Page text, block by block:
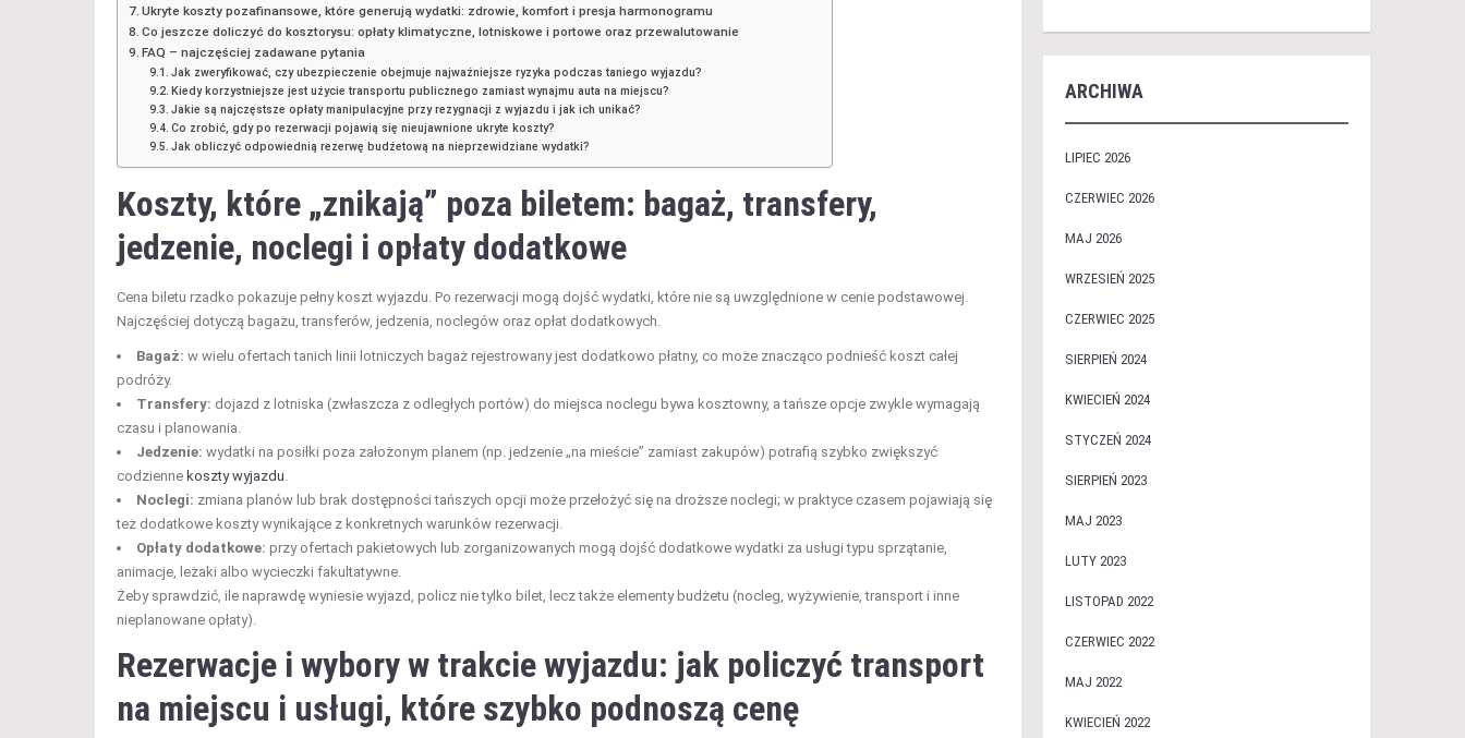
Ukryte koszty pozafinansowe, które generują wydatki: zdrowie, komfort i presja harmonogramu
Co jeszcze doliczyć do kosztorysu: opłaty klimatyczne, lotniskowe i portowe oraz przewalutowanie
FAQ – najczęściej zadawane pytania
Jak zweryfikować, czy ubezpieczenie obejmuje najważniejsze ryzyka podczas taniego wyjazdu?
Kiedy korzystniejsze jest użycie transportu publicznego zamiast wynajmu auta na miejscu?
Jakie są najczęstsze opłaty manipulacyjne przy rezygnacji z wyjazdu i jak ich unikać?
Co zrobić, gdy po rezerwacji pojawią się nieujawnione ukryte koszty?
Jak obliczyć odpowiednią rezerwę budżetową na nieprzewidziane wydatki?
Koszty, które „znikają” poza biletem: bagaż, transfery,
jedzenie, noclegi i opłaty dodatkowe
Cena biletu rzadko pokazuje pełny koszt wyjazdu. Po rezerwacji mogą dojść wydatki, które nie są uwzględnione w cenie podstawowej.
Najczęściej dotyczą bagażu, transferów, jedzenia, noclegów oraz opłat dodatkowych.
Bagaż: w wielu ofertach tanich linii lotniczych bagaż rejestrowany jest dodatkowo płatny, co może znacząco podnieść koszt całej
podróży.
Transfery: dojazd z lotniska (zwłaszcza z odległych portów) do miejsca noclegu bywa kosztowny, a tańsze opcje zwykle wymagają
czasu i planowania.
Jedzenie: wydatki na posiłki poza założonym planem (np. jedzenie „na mieście” zamiast zakupów) potrafią szybko zwiększyć
codzienne koszty wyjazdu.
Noclegi: zmiana planów lub brak dostępności tańszych opcji może przełożyć się na droższe noclegi; w praktyce czasem pojawiają się
też dodatkowe koszty wynikające z konkretnych warunków rezerwacji.
Opłaty dodatkowe: przy ofertach pakietowych lub zorganizowanych mogą dojść dodatkowe wydatki za usługi typu sprzątanie,
animacje, leżaki albo wycieczki fakultatywne.
Żeby sprawdzić, ile naprawdę wyniesie wyjazd, policz nie tylko bilet, lecz także elementy budżetu (nocleg, wyżywienie, transport i inne
nieplanowane opłaty).
Rezerwacje i wybory w trakcie wyjazdu: jak policzyć transport
na miejscu i usługi, które szybko podnoszą cenę
ARCHIWA
LIPIEC 2026
CZERWIEC 2026
MAJ 2026
WRZESIEŃ 2025
CZERWIEC 2025
SIERPIEŃ 2024
KWIECIEŃ 2024
STYCZEŃ 2024
SIERPIEŃ 2023
MAJ 2023
LUTY 2023
LISTOPAD 2022
CZERWIEC 2022
MAJ 2022
KWIECIEŃ 2022